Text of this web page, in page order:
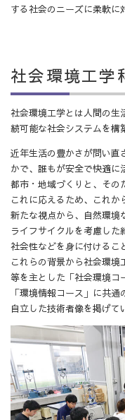
する社会のニーズに柔軟に
社会環境工学
社会環境工学とは人間の生
続可能な社会システムを構
近年生活の豊かさが問い直
かで、誰もが安全で快適
都市・地域づくりと、その
これに応えるため、これか
新たな視点から、自然環境
ライフサイクルを考慮し
社会性などを身に付けるこ
これらの背景から社会環
等を主とした「社会環境コ
「環境情報コース」に共
自立した技術者像を掲げて